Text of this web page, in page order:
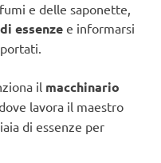
e delle saponette,
essenzee informarsi
il macchinario
lavora il maestro
di essenze per